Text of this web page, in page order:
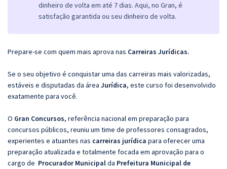
dinheiro de volta em até 7 dias. Aqui, no Gran, é
satisfação garantida ou seu dinheiro de volta.
Prepare-se com quem mais aprova nas Carreiras Jurídicas.
Se o seu objetivo é conquistar uma das carreiras mais valorizadas,
estáveis e disputadas da área Jurídica, este curso foi desenvolvido
exatamente para você.
O Gran Concursos, referência nacional em preparação para
concursos públicos, reuniu um time de professores consagrados,
experientes e atuantes nas carreiras jurídica para oferecer uma
preparação atualizada e totalmente focada em aprovação para o
cargo de Procurador Municipalda Prefeitura Municipal de